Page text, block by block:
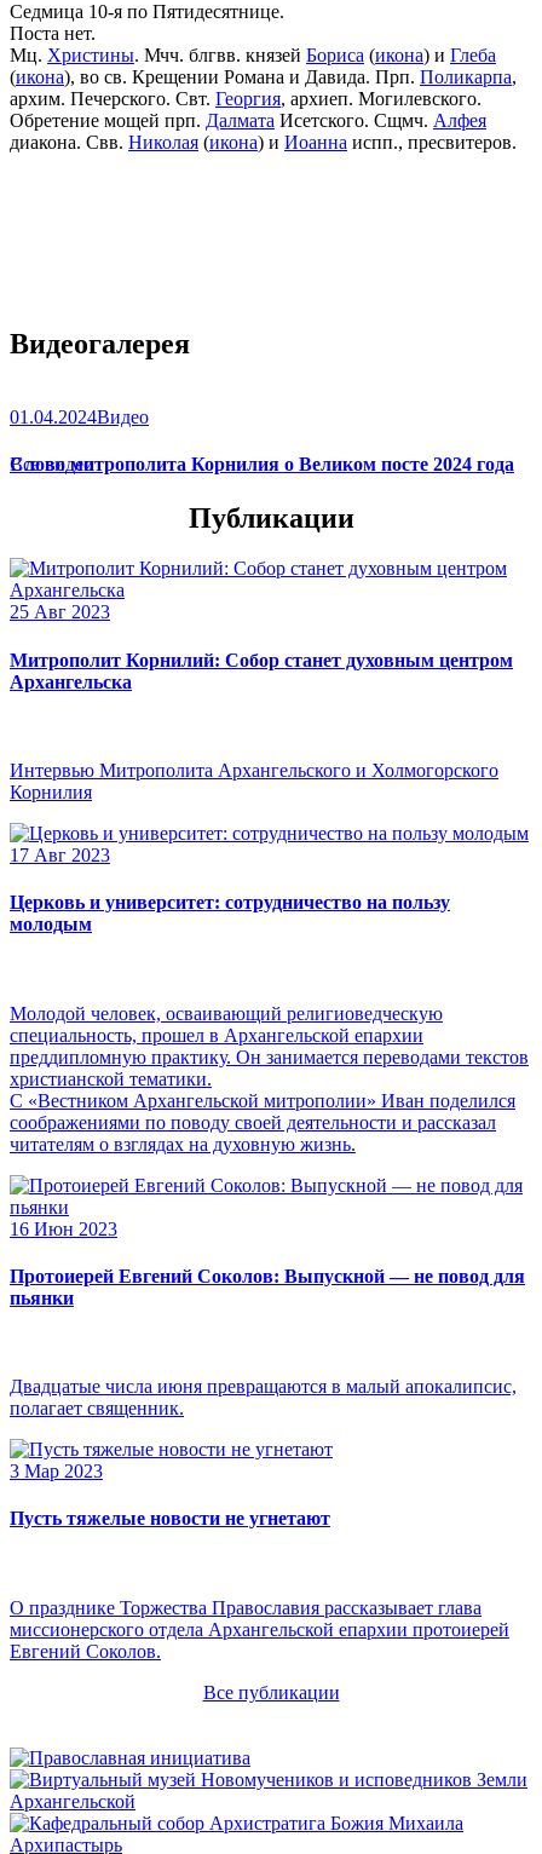
Седмица 10-я по Пятидесятнице.
Поста нет.
Мц. Христины. Мчч. блгвв. князей Бориса (икона) и Глеба
(икона), во св. Крещении Романа и Давида. Прп. Поликарпа,
архим. Печерского. Свт. Георгия, архиеп. Могилевского.
Обретение мощей прп. Далмата Исетского. Сщмч. Алфея
диакона. Свв. Николая (икона) и Иоанна испп., пресвитеров.
Видеогалерея
01.04.2024Видео
Слово митрополита Корнилия о Великом посте 2024 года
Все видео
Публикации
25 Авг 2023
Митрополит Корнилий: Собор станет духовным центром
Архангельска
Интервью Митрополита Архангельского и Холмогорского
Корнилия
17 Авг 2023
Церковь и университет: сотрудничество на пользу
молодым
Молодой человек, осваивающий религиоведческую
специальность, прошел в Архангельской епархии
преддипломную практику. Он занимается переводами текстов
христианской тематики.
С «Вестником Архангельской митрополии» Иван поделился
соображениями по поводу своей деятельности и рассказал
читателям о взглядах на духовную жизнь.
16 Июн 2023
Протоиерей Евгений Соколов: Выпускной — не повод для
пьянки
Двадцатые числа июня превращаются в малый апокалипсис,
полагает священник.
3 Мар 2023
Пусть тяжелые новости не угнетают
О празднике Торжества Православия рассказывает глава
миссионерского отдела Архангельской епархии протоиерей
Евгений Соколов.
Все публикации
Архипастырь